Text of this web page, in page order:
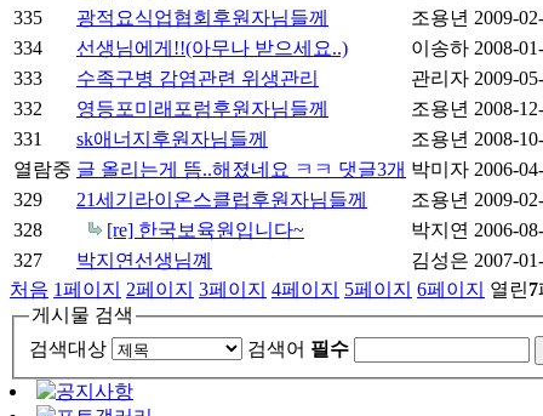
335
광적요식업협회후원자님들께 조용년 2009-
334
선생님에게!!(아무나 받으세요..) 이송하 2008-
333
수족구병 감염관련 위생관리 관리자 2009-
332
영등포미래포럼후원자님들께 조용년 2008-
331
sk애너지후원자님들께 조용년 2008-
열람중 글 올리는게 뜸..해졌네요 ㅋㅋ 댓글3개 박미자 2006-
329
21세기라이온스클럽후원자님들께 조용년 2009-
328
[re] 한국보육원입니다~ 박지연 2006-
327
박지연선생님꼐 김성은 2007-
처음 1페이지 2페이지 3페이지 4페이지 5페이지 6페이지 열린7
게시물 검색
검색대상
검색어 필수